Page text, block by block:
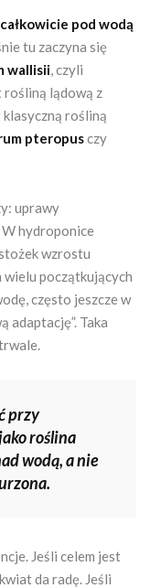
pod wodą
tu zaczyna się
wallisii, czyli
rośliną lądową z
klasyczną rośliną
pteropusczy
uprawy
W hydroponice
wzrostu
początkujących
często jeszcze w
adaptację”. Taka
przy
roślina
wodą, a nie
Jeśli celem jest
da radę. Jeśli